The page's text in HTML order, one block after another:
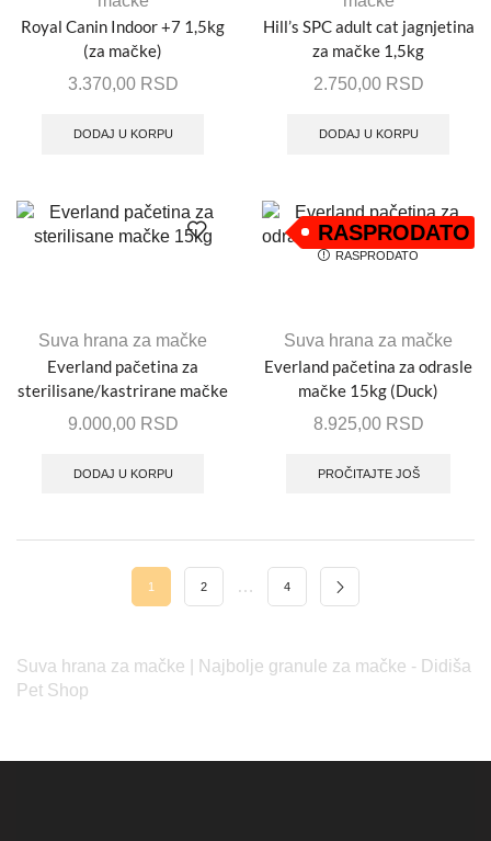
Royal Canin Indoor +7 1,5kg
(za mačke)
3.370,00 RSD
DODAJ U KORPU
Hill’s SPC adult cat jagnjetina
za mačke 1,5kg
2.750,00 RSD
DODAJ U KORPU
Suva hrana za mačke
Everland pačetina za
sterilisane/kastrirane mačke
15kg
9.000,00 RSD
DODAJ U KORPU
RASPRODATO
RASPRODATO
Suva hrana za mačke
Everland pačetina za odrasle
mačke 15kg (Duck)
8.925,00 RSD
PROČITAJTE JOŠ
1 2 … 4
Suva hrana za mačke | Najbolje granule za mačke - Didiša
Pet Shop